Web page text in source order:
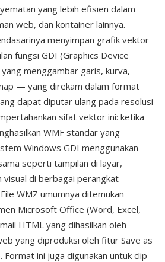
yang lebih efisien dalam
web, dan kontainer lainnya.
menyimpan grafik vektor
fungsi GDI (Graphics Device
menggambar garis, kurva,
— yang direkam dalam format
dapat diputar ulang pada resolusi
sifat vektor ini: ketika
WMF standar yang
Windows GDI menggunakan
seperti tampilan di layar,
visual di berbagai perangkat
WMZ umumnya ditemukan
Microsoft Office (Word, Excel,
HTML yang dihasilkan oleh
yang diproduksi oleh fitur Save as
ini juga digunakan untuk clip